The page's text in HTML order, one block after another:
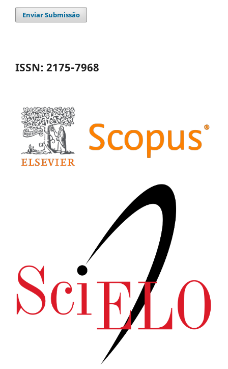
Enviar Submissão
ISSN: 2175-7968